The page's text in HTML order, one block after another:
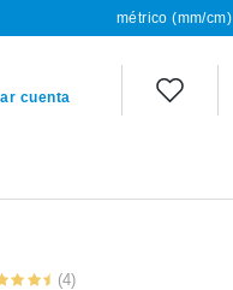
métrico (mm/cm)
cuenta
(4)